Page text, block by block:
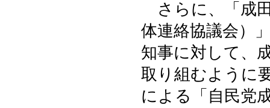
さらに、「成
体連絡協議会）
知事に対して、
取り組むように
による「自民党